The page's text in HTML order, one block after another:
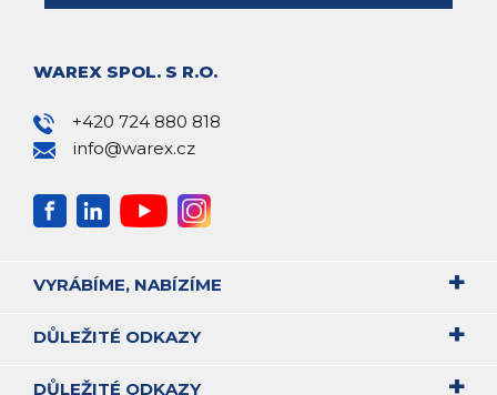
WAREX SPOL. S R.O.
+420 724 880 818
info@warex.cz
VYRÁBÍME, NABÍZÍME
DŮLEŽITÉ ODKAZY
DŮLEŽITÉ ODKAZY